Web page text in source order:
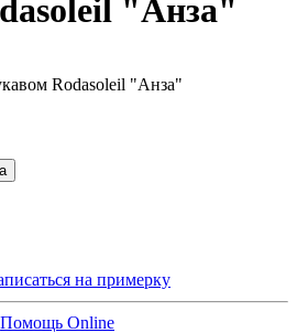
"Анза"
Rodasoleil "Анза"
на примерку
Помощь Online